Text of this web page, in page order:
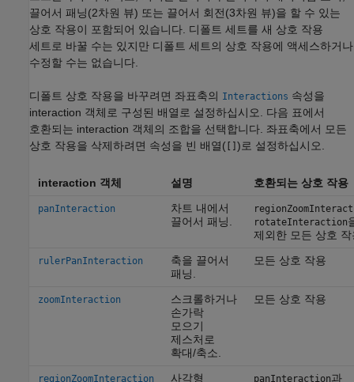
끌어서 패닝(2차원 뷰) 또는 끌어서 회전(3차원 뷰)을 할 수 있는
상호 작용이 포함되어 있습니다. 디폴트 세트를 새 상호 작용
세트로 바꿀 수는 있지만 디폴트 세트의 상호 작용에 액세스하거나
수정할 수는 없습니다.
디폴트 상호 작용을 바꾸려면 좌표축의 Interactions 속성을
interaction 객체로 구성된 배열로 설정하십시오. 다음 표에서
호환되는 interaction 객체의 조합을 선택합니다. 좌표축에서 모든
상호 작용을 삭제하려면 속성을 빈 배열(
)로 설정하십시오.
interaction 객체 설명 호환되는 상호 작용
panInteraction
차트 내에서
끌어서 패닝.
rotateInteraction
제외한 모든 상호 작
rulerPanInteraction
축을 끌어서
패닝.
모든 상호 작용
zoomInteraction
스크롤하거나
손가락
모으기
제스처로
확대/축소.
모든 상호 작용
regionZoomInteraction 사각형 panInteraction과